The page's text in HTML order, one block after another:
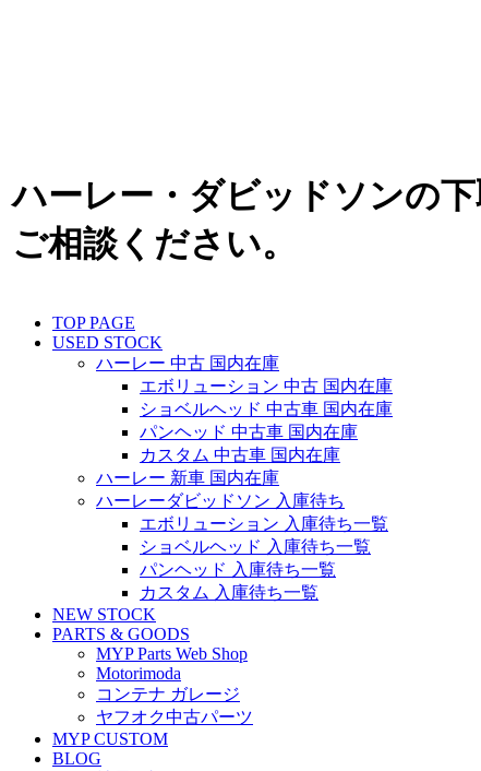
ハーレー・ダビッドソンの
ご相談ください。
TOP PAGE
USED STOCK
ハーレー 中古 国内在庫
エボリューション 中古 国内在庫
ショベルヘッド 中古車 国内在庫
パンヘッド 中古車 国内在庫
カスタム 中古車 国内在庫
ハーレー 新車 国内在庫
ハーレーダビッドソン 入庫待ち
エボリューション 入庫待ち一覧
ショベルヘッド 入庫待ち一覧
パンヘッド 入庫待ち一覧
カスタム 入庫待ち一覧
NEW STOCK
PARTS & GOODS
MYP Parts Web Shop
Motorimoda
コンテナ ガレージ
ヤフオク中古パーツ
MYP CUSTOM
BLOG